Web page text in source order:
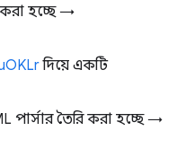
করা হচ্ছে →
দিয়ে একটি
পার্সার তৈরি করা হচ্ছে →